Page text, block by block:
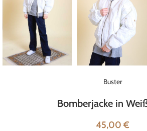
Buster
Bomberjacke in
45,00 €